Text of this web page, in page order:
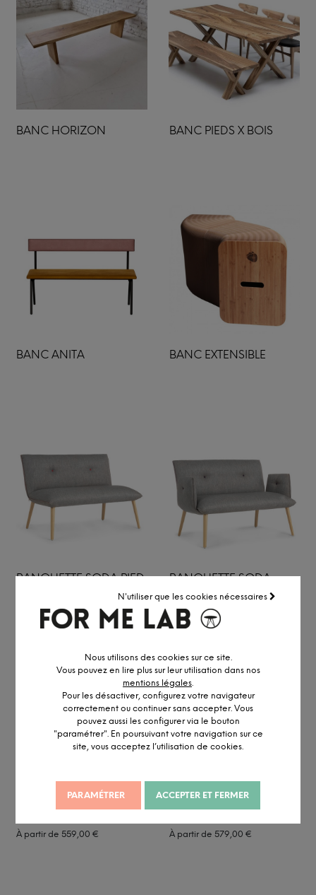
N'utiliser que les cookies nécessaires
Nous utilisons des cookies sur ce site.
Vous pouvez en lire plus sur leur utilisation dans nos
mentions légales.
Pour les désactiver, configurez votre navigateur
correctement ou continuer sans accepter. Vous
pouvez aussi les configurer via le bouton
"paramétrer". En poursuivant votre navigation sur ce
site, vous acceptez l’utilisation de cookies.
PARAMÉTRER ACCEPTER ET FERMER
BANC HORIZON BANC PIEDS X BOIS
BANC ANITA BANC EXTENSIBLE
BANQUETTE SODA PIED
À partir de579,00
BANQUETTE SODA
AVEC ACCOUDOIRS
À partir de699,00
BANQUETTE SOFT PIED
À partir de 559,00 €
BANQUETTE SOFT
À partir de 579,00 €